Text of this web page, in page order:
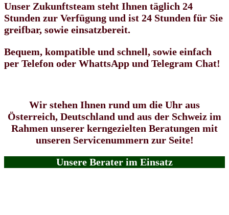
Unser Zukunftsteam steht Ihnen täglich 24
Stunden zur Verfügung und ist 24 Stunden für Sie
greifbar, sowie einsatzbereit.
Bequem, kompatible und schnell, sowie einfach
per Telefon oder WhattsApp und Telegram Chat!
Wir stehen Ihnen rund um die Uhr aus
Österreich, Deutschland und aus der Schweiz im
Rahmen unserer kerngezielten Beratungen mit
unseren Servicenummern zur Seite!
Unsere Berater im Einsatz